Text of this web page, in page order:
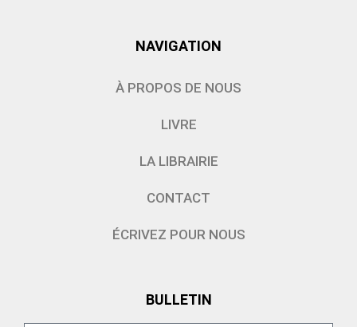
NAVIGATION
À PROPOS DE NOUS
LIVRE
LA LIBRAIRIE
CONTACT
ÉCRIVEZ POUR NOUS
BULLETIN